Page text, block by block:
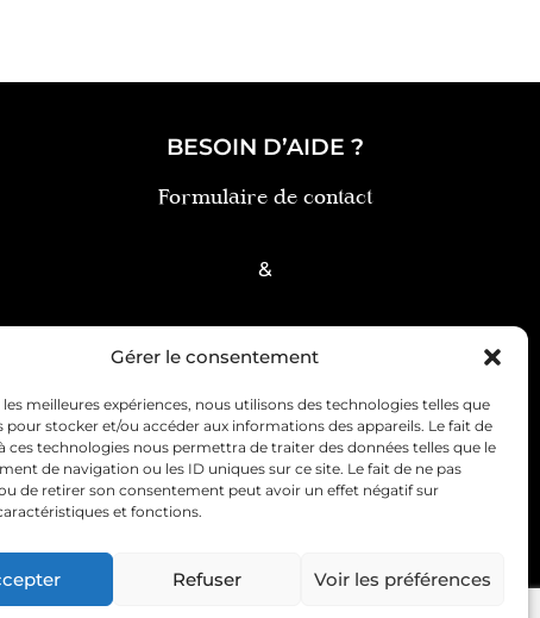
Gérer le consentement
meilleures expériences, nous utilisons des technologies telles que
pour stocker et/ou accéder aux informations des appareils. Le fait de
ces technologies nous permettra de traiter des données telles que le
de navigation ou les ID uniques sur ce site. Le fait de ne pas
de retirer son consentement peut avoir un effet négatif sur
et fonctions.
Refuser Voir les préférences
BESOIN D’AIDE ?
Formulaire de contact
&
client Politique de cookies (UE)